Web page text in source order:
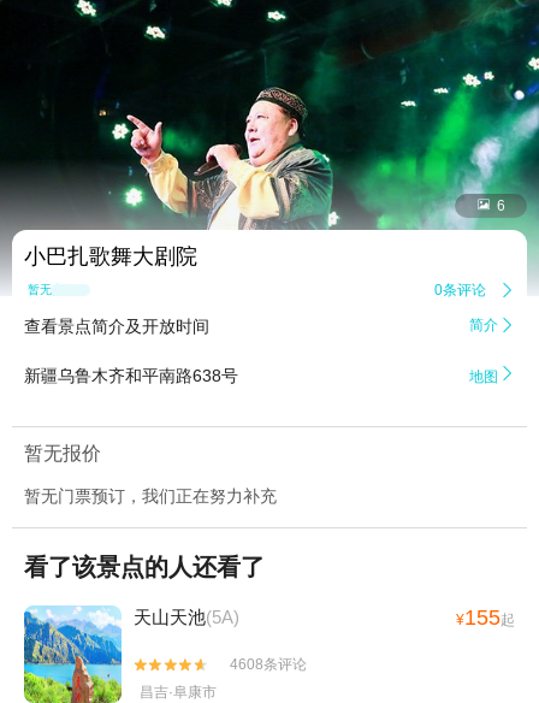
 6
小巴扎歌舞大剧院
暂无点评 0条评论 
查看景点简介及开放时间 简介 
新疆乌鲁木齐和平南路638号 地图 
暂无报价
暂无门票预订，我们正在努力补充
看了该景点的人还看了
天山天池(5A) ¥155起


4608条评论
昌吉·阜康市